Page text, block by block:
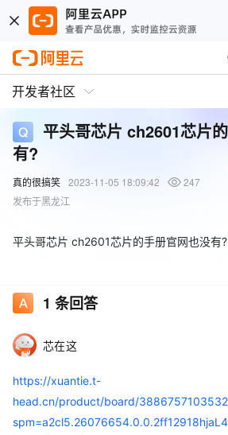
开发者社区
平头哥芯片 ch2601芯片
有?
真的很搞笑 2023-11-05 18:09:42
247
发布于黑龙江
平头哥芯片 ch2601芯片的手册官网也没有?
1 条回答
芯在这
https://xuantie.t-
head.cn/product/board/